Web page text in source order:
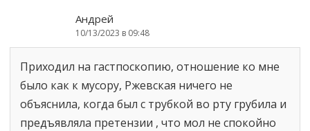
Андрей
10/13/2023 в 09:48
Приходил на гастпоскопию, отношение ко мне
было как к мусору, Ржевская ничего не
объяснила, когда был с трубкой во рту грубила и
предъявляла претензии , что мол не спокойно